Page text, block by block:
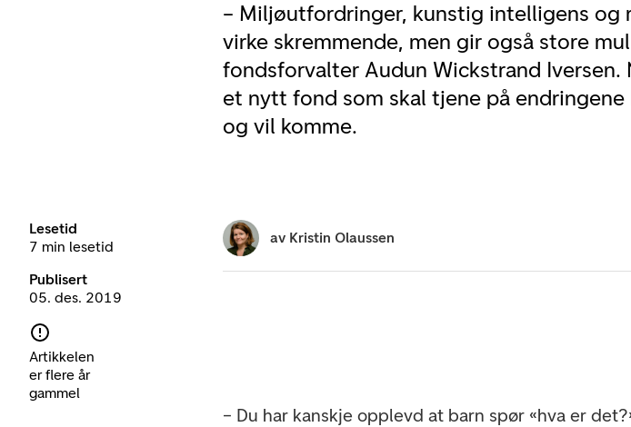
– Miljøutfordringer, kunstig intelligens og
virke skremmende, men gir også store
fondsforvalter Audun Wickstrand Iversen.
et nytt fond som skal tjene på endringene
og vil komme.
Lesetid
7 min lesetid
Publisert
05. des. 2019
Artikkelen
er flere år
gammel
av Kristin Olaussen
– Du har kanskje opplevd at barn spør «hva er